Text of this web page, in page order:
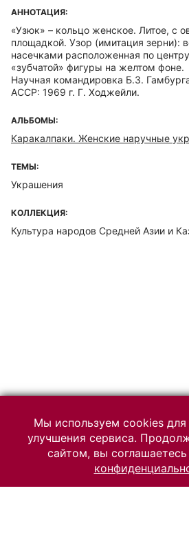
АННОТАЦИЯ:
«Узюк» – кольцо женское. Литое, с
площадкой. Узор (имитация зерни):
насечками расположенная по
«зубчатой» фигуры на желтом фоне.
Научная командировка Б.З.
АССР: 1969 г. Г. Ходжейли.
АЛЬБОМЫ:
Каракалпаки. Женские наручные
ТЕМЫ:
Украшения
КОЛЛЕКЦИЯ:
Культура народов Средней Азии и
Мы используем cookies для
улучшения сервиса.
сайтом, вы соглашаетесь